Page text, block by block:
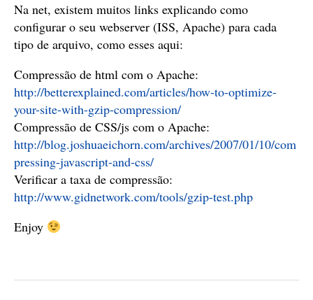
Na net, existem muitos links explicando como
configurar o seu webserver (ISS, Apache) para cada
tipo de arquivo, como esses aqui:
Compressão de html com o Apache:
http://betterexplained.com/articles/how-to-optimize-
your-site-with-gzip-compression/
Compressão de CSS/js com o Apache:
http://blog.joshuaeichorn.com/archives/2007/01/10/com
pressing-javascript-and-css/
Verificar a taxa de compressão:
http://www.gidnetwork.com/tools/gzip-test.php
Enjoy